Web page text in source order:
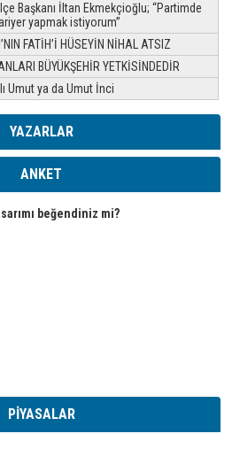
Başkanı İltan Ekmekçioğlu; “Partimde
yapmak istiyorum”
FATİH’İ HÜSEYİN NİHAL ATSIZ
BÜYÜKŞEHİR YETKİSİNDEDİR
Umut ya da Umut İnci
YAZARLAR
ANKET
beğendiniz mi?
PİYASALAR